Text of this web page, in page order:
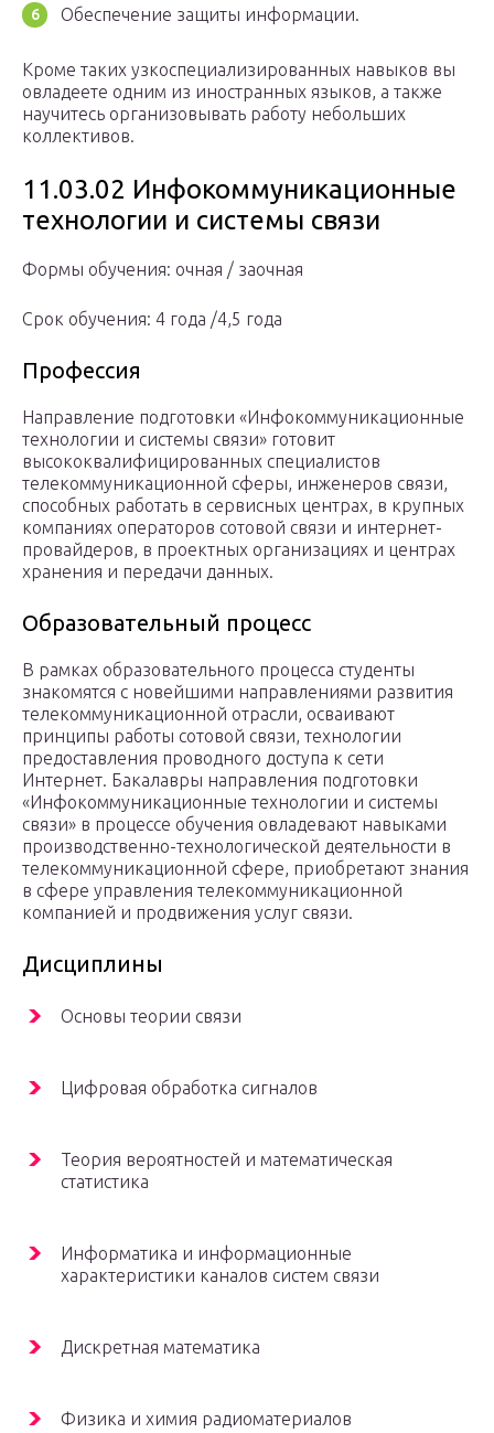
Обеспечение защиты информации.
Кроме таких узкоспециализированных навыков вы
овладеете одним из иностранных языков, а также
научитесь организовывать работу небольших
коллективов.
11.03.02 Инфокоммуникационные
технологии и системы связи
Формы обучения: очная / заочная
Срок обучения: 4 года /4,5 года
Профессия
Направление подготовки «Инфокоммуникационные
технологии и системы связи» готовит
высококвалифицированных специалистов
телекоммуникационной сферы, инженеров связи,
способных работать в сервисных центрах, в крупных
компаниях операторов сотовой связи и интернет-
провайдеров, в проектных организациях и центрах
хранения и передачи данных.
Образовательный процесс
В рамках образовательного процесса студенты
знакомятся с новейшими направлениями развития
телекоммуникационной отрасли, осваивают
принципы работы сотовой связи, технологии
предоставления проводного доступа к сети
Интернет. Бакалавры направления подготовки
«Инфокоммуникационные технологии и системы
связи» в процессе обучения овладевают навыками
производственно-технологической деятельности в
телекоммуникационной сфере, приобретают знания
в сфере управления телекоммуникационной
компанией и продвижения услуг связи.
Дисциплины
Основы теории связи
Цифровая обработка сигналов
Теория вероятностей и математическая
статистика
Информатика и информационные
характеристики каналов систем связи
Дискретная математика
Физика и химия радиоматериалов